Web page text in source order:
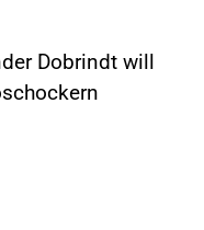
Dobrindt will